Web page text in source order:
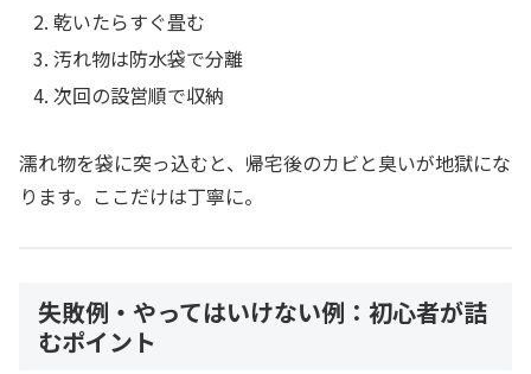
乾いたらすぐ畳む
汚れ物は防水袋で分離
次回の設営順で収納
濡れ物を袋に突っ込むと、帰宅後のカビと臭いが地獄にな
ります。ここだけは丁寧に。
失敗例・やってはいけない例：初心者が詰
むポイント